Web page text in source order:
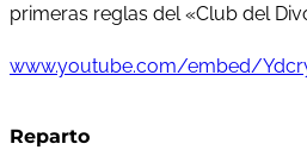
primeras reglas del «Club del
www.youtube.com/embed/
Reparto